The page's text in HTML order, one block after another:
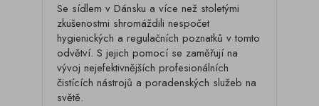
Se sídlem v Dánsku a více než stoletými
zkušenostmi shromáždili nespočet
hygienických a regulačních poznatků v tomto
odvětví. S jejich pomocí se zaměřují na
vývoj nejefektivnějších profesionálních
čistících nástrojů a poradenských služeb na
světě.